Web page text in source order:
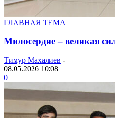
ГЛАВНАЯ ТЕМА
Милосердие – великая
Тимур Махалиев -
08.05.2026 10:08
0